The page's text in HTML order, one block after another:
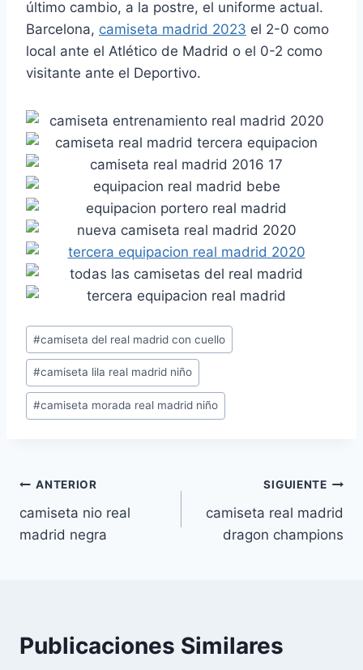
último cambio, a la postre, el uniforme actual.
Barcelona, camiseta madrid 2023 el 2-0 como
local ante el Atlético de Madrid o el 0-2 como
visitante ante el Deportivo.
Etiquetas
de
la
entrada:
#camiseta del real madrid con cuello
#camiseta lila real madrid niño
#camiseta morada real madrid niño
Navegación
de
ANTERIOR
camiseta nio real
madrid negra
SIGUIENTE
camiseta real madrid
dragon champions
Publicaciones Similares